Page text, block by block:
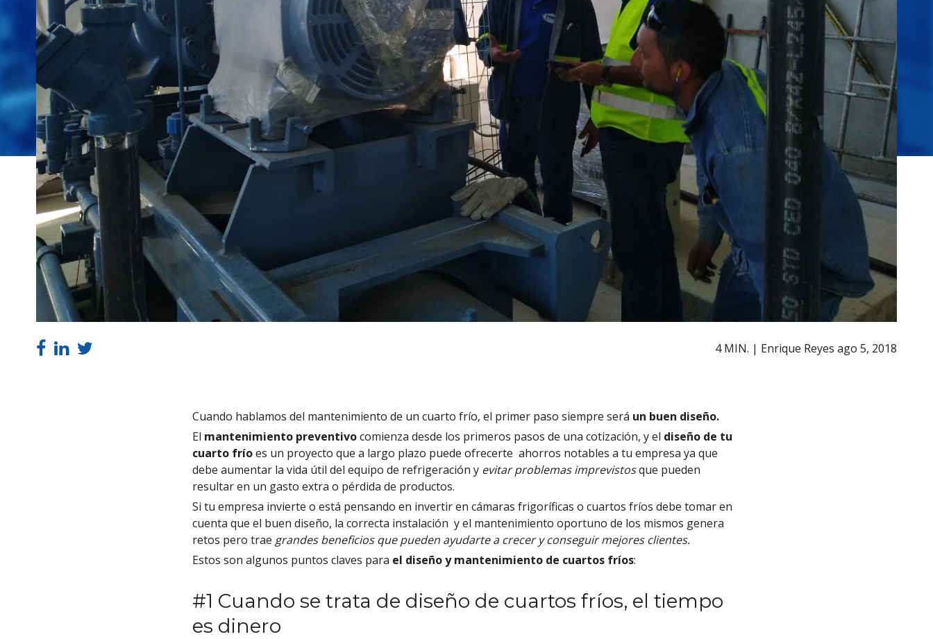
4 MIN. | Enrique Reyes ago 5, 2018
Cuando hablamos del mantenimiento de un cuarto frío, el primer paso siempre será un buen diseño.
El mantenimiento preventivocomienza desde los primeros pasos de una cotización, y el diseño de tu
cuarto fríoes un proyecto que a largo plazo puede ofrecerte ahorros notables a tu empresa yaque
debe aumentar la vida útil del equipo de refrigeración y evitar problemas imprevistosque pueden
resultar en un gasto extra o pérdida de productos.
Si tu empresa invierte o está pensando en invertir en cámaras frigoríficas o cuartos fríos debe tomar en
cuenta que el buen diseño, la correcta instalación y el mantenimiento oportuno de los mismos genera
retos pero traegrandes beneficios que pueden ayudarte a crecer y conseguir mejores clientes.
Estos son algunos puntos claves para el diseño y mantenimiento de cuartos fríos:
#1 Cuando se trata de diseño de cuartos fríos, el tiempo
es dinero